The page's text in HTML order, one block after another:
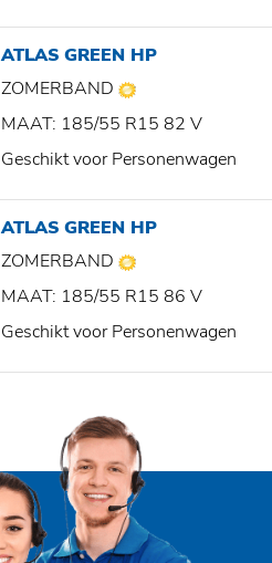
ATLAS GREEN HP
ZOMERBAND
MAAT: 185/55 R15 82 V
Geschikt voor Personenwagen
ATLAS GREEN HP
ZOMERBAND
MAAT: 185/55 R15 86 V
Geschikt voor Personenwagen